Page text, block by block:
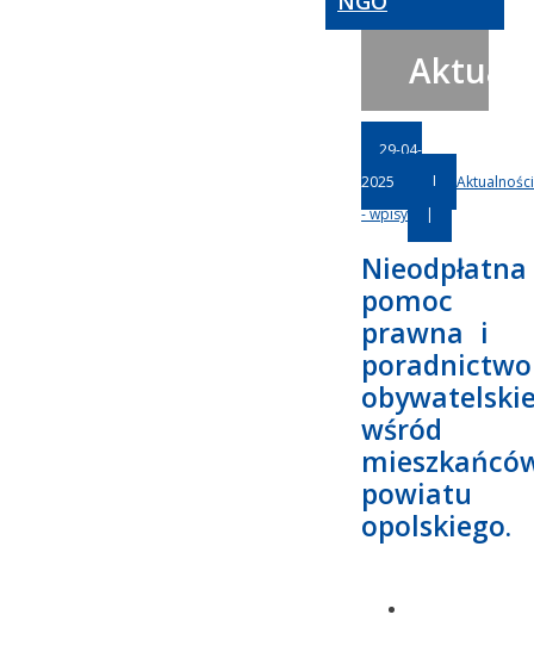
29-04-
2025
|
Aktualności
- wpisy
|
Nieodpłatna
pomoc
prawna i
poradnictwo
wśród
powiatu
opolskiego.